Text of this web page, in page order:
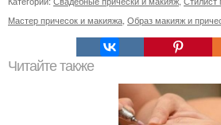
Мастер причесок и макияжа Образ макияж и
Читайте также